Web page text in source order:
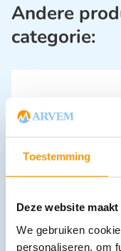
Toestemming
Deze website
We gebruiken
personaliseren, om
Andere
categorie:
€383,57 incl. btw